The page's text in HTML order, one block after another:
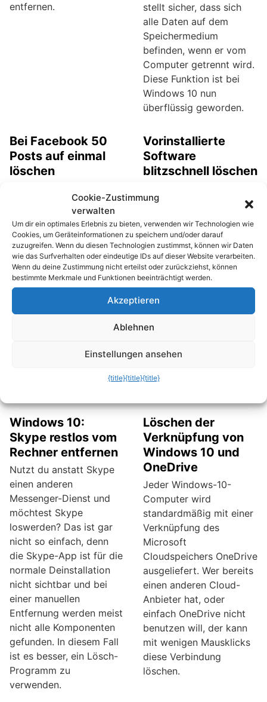
entfernen.
stellt sicher, dass sich
alle Daten auf dem
Speichermedium
befinden, wenn er vom
Computer getrennt wird.
Diese Funktion ist bei
Windows 10 nun
überflüssig geworden.
Bei Facebook 50
Posts auf einmal
löschen
hat bestimmt schon
einmal Beiträge
gepostet, die man später
als peinlich empfindet.
Besonders dann, wenn
man neue Freunde oder
Kollegen kennenlernt. Da
Löschprozess recht
aufwendig ist, sollte man
Löschprozessen die
Vorinstallierte
Software
blitzschnell löschen
PC oder ein neues
ziemlich schnell fest,
dass etliche Programme
bereits vorinstalliert sind.
Oft handelt es sich dabei
um Software wie Anti-
Viren-Programme, Media
Player und Brenner-
Tools. Diese sogenannte
meist schnell und
problemlos entfernen.
Windows 10:
Skype restlos vom
Rechner entfernen
Nutzt du anstatt Skype
einen anderen
Messenger-Dienst und
möchtest Skype
loswerden? Das ist gar
nicht so einfach, denn
die Skype-App ist für die
normale Deinstallation
nicht sichtbar und bei
einer manuellen
Entfernung werden meist
nicht alle Komponenten
gefunden. In diesem Fall
ist es besser, ein Lösch-
Programm zu
verwenden.
Löschen der
Verknüpfung von
Windows 10 und
OneDrive
Jeder Windows-10-
Computer wird
standardmäßig mit einer
Verknüpfung des
Microsoft
Cloudspeichers OneDrive
ausgeliefert. Wer bereits
einen anderen Cloud-
Anbieter hat, oder
einfach OneDrive nicht
benutzen will, der kann
mit wenigen Mausklicks
diese Verbindung
löschen.
Cookie-Zustimmung
verwalten
Um dir ein optimales Erlebnis zu bieten, verwenden wir Technologien wie
Cookies, um Geräteinformationen zu speichern und/oder darauf
zuzugreifen. Wenn du diesen Technologien zustimmst, können wir Daten
wie das Surfverhalten oder eindeutige IDs auf dieser Website verarbeiten.
Wenn du deine Zustimmung nicht erteilst oder zurückziehst, können
bestimmte Merkmale und Funktionen beeinträchtigt werden.
Akzeptieren
Ablehnen
Einstellungen ansehen
{title}{title}{title}